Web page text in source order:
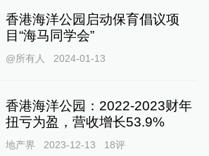
香港海洋公园启动保育倡议项
目“海马同学会”
@所有人 2024-01-13
香港海洋公园：2022-2023财年
扭亏为盈，营收增长53.9%
地产界 2023-12-13 18评